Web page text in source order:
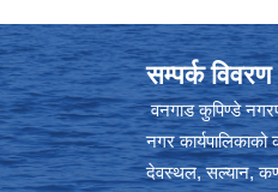
सम्पर्क विवरण
वनगाड कुपिण्डे
नगर कार्यपालिकाको
देवस्थल, सल्यान,